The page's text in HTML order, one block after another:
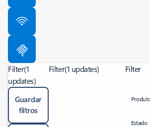
Filter(1
updates)
Guardar
filtros
Filter(1 updates) Filter
Estado